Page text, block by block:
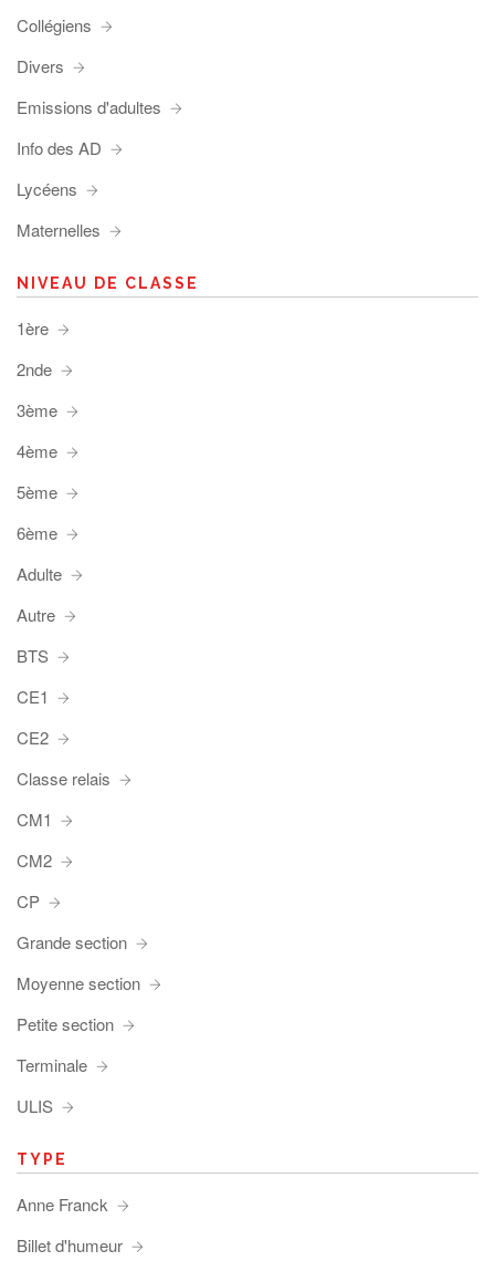
Collégiens
Divers
Emissions d'adultes
Info des AD
Lycéens
Maternelles
NIVEAU DE CLASSE
1ère
2nde
3ème
4ème
5ème
6ème
Adulte
Autre
BTS
CE1
CE2
Classe relais
CM1
CM2
CP
Grande section
Moyenne section
Petite section
Terminale
ULIS
TYPE
Anne Franck
Billet d'humeur